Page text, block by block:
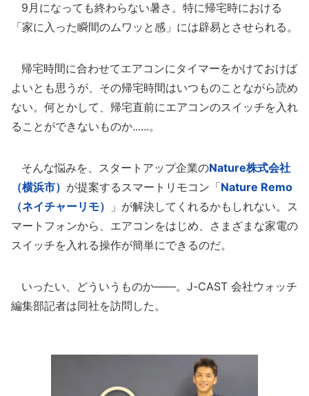
9月になっても終わらない暑さ。特に帰宅時における
「家に入った瞬間のムワッと感」には辟易とさせられる。
帰宅時間に合わせてエアコンにタイマーをかけておけば
よいとも思うが、その帰宅時間はいつものことながら読め
ない。何とかして、帰宅直前にエアコンのスイッチを入れ
ることができないものか......。
そんな悩みを、スタートアップ企業のNature株式会社
（横浜市） が提案するスマートリモコン「Nature Remo
（ネイチャーリモ）
」が解決してくれるかもしれない。ス
マートフォンから、エアコンをはじめ、さまざまな家電の
スイッチを入れる操作が簡単にできるのだ。
いったい、どういうものか――。J-CAST 会社ウォッチ
編集部記者は同社を訪問した。